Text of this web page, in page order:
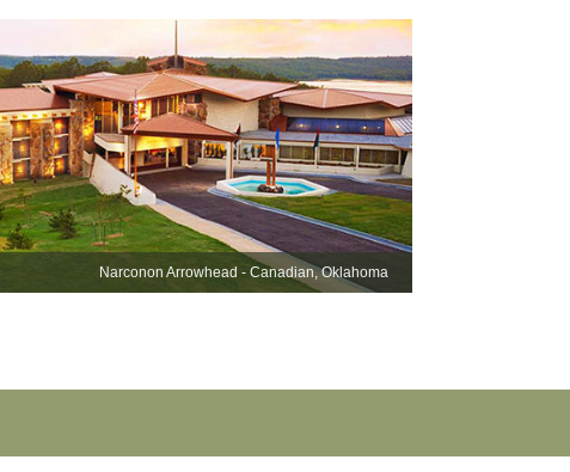
Disintossicazione
Blog
L. Ron Hubbard
Narconon Arrowhead - Canadian, Oklahoma